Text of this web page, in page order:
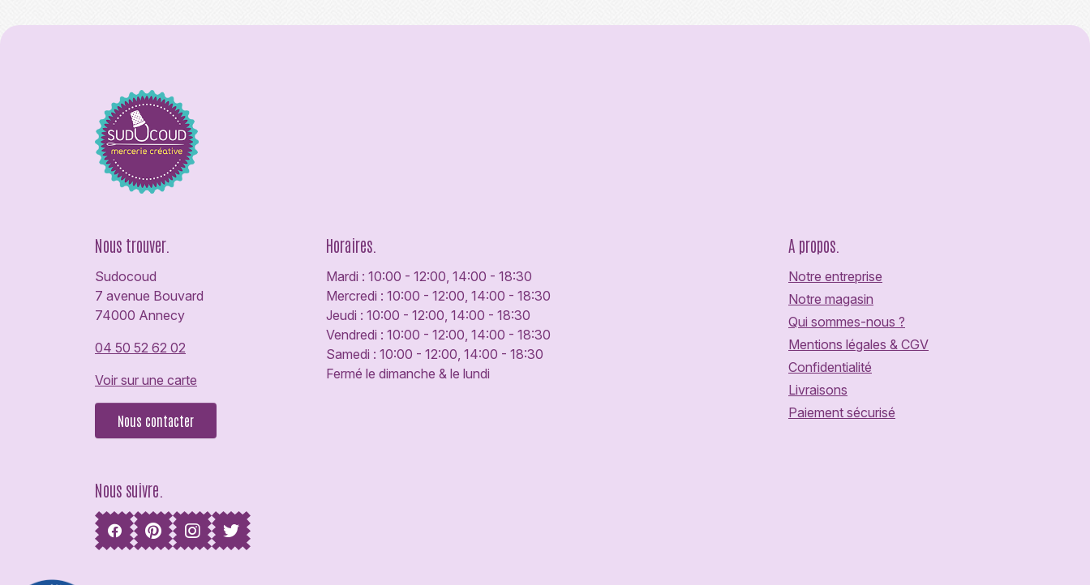
Nous trouver.
Sudocoud
7 avenue Bouvard
74000 Annecy
04 50 52 62 02
Voir sur une carte
Nous contacter
Nous suivre.
Horaires.
Mardi : 10:00 - 12:00, 14:00 - 18:30
Mercredi : 10:00 - 12:00, 14:00 - 18:30
Jeudi : 10:00 - 12:00, 14:00 - 18:30
Vendredi : 10:00 - 12:00, 14:00 - 18:30
Samedi : 10:00 - 12:00, 14:00 - 18:30
Fermé le dimanche & le lundi
A propos.
Notre entreprise
Notre magasin
Qui sommes-nous ?
Mentions légales & CGV
Confidentialité
Livraisons
Paiement sécurisé